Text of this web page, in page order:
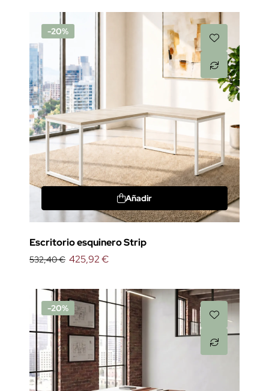
-20%
Añadir
Escritorio esquinero Strip
532,40 € 425,92 €
-20%